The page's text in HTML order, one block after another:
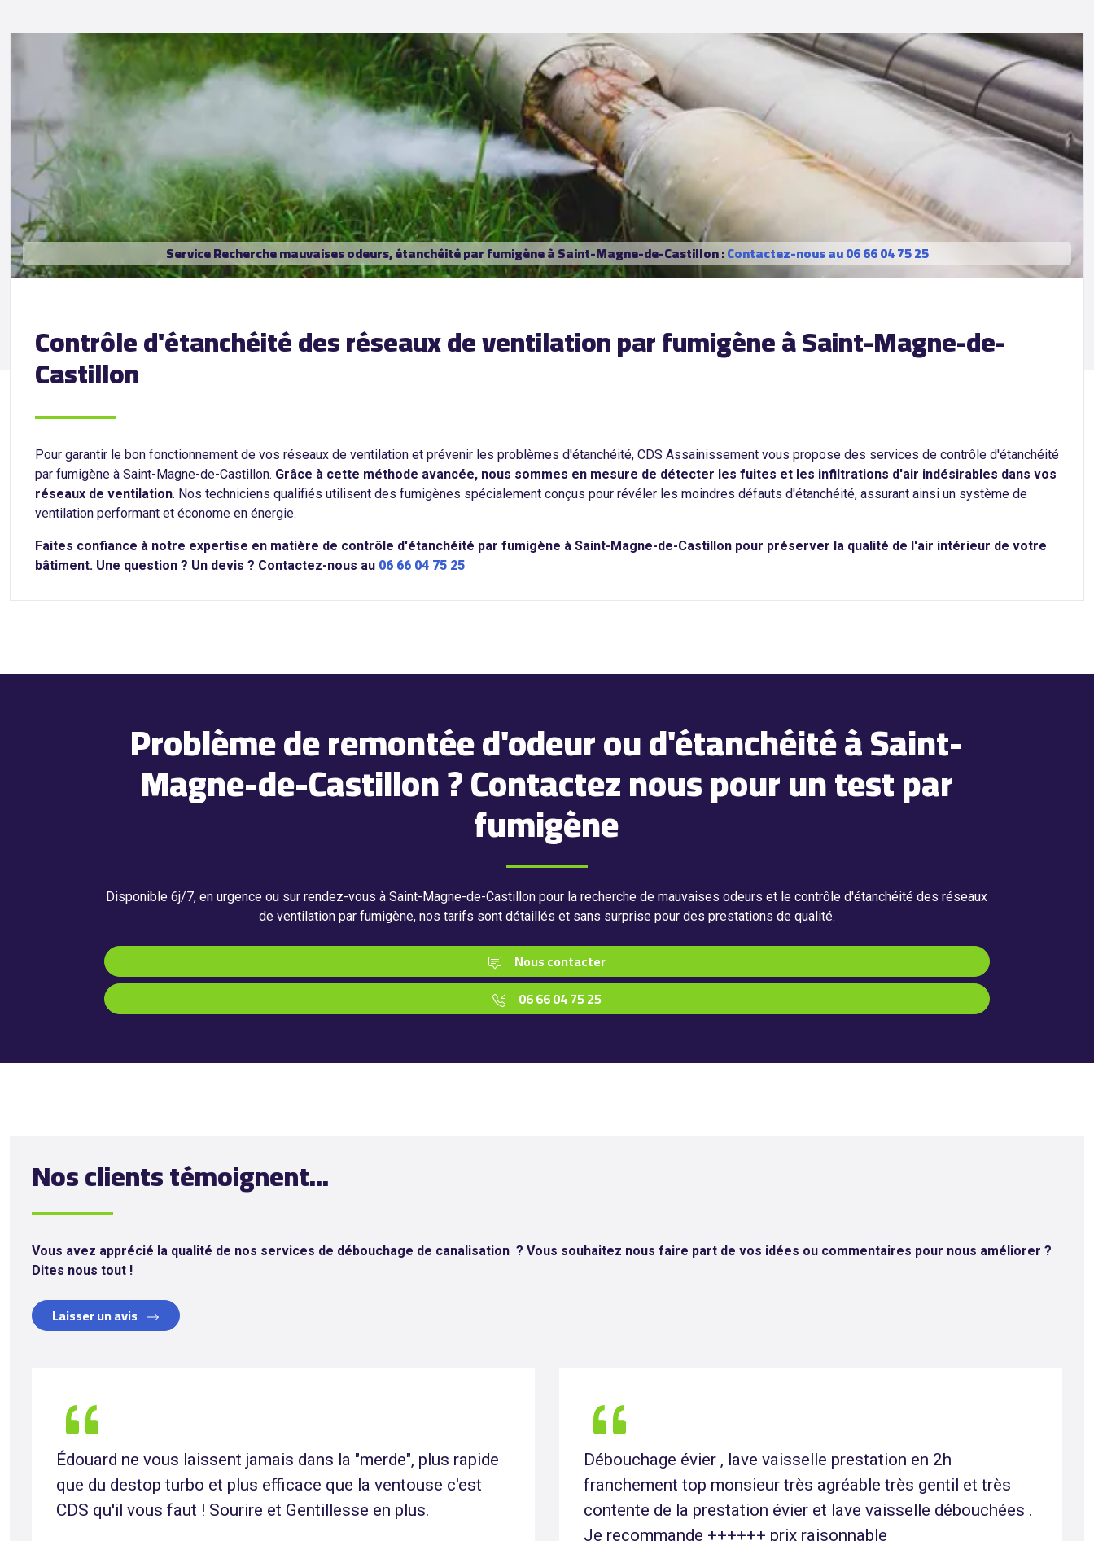
Service Recherche mauvaises odeurs, étanchéité par fumigène à Saint-Magne-de-Castillon :Contactez-nous au 06 66 04 75 25
Contrôle d'étanchéité des réseaux de ventilation par fumigène à Saint-Magne-de-
Castillon
Pour garantir le bon fonctionnement de vos réseaux de ventilation et prévenir les problèmes d'étanchéité, CDS Assainissement vous propose des services de contrôle d'étanchéité
par fumigène à Saint-Magne-de-Castillon. Grâce à cette méthode avancée, nous sommes en mesure de détecter les fuites et les infiltrations d'air indésirables dans vos
réseaux de ventilation. Nos techniciens qualifiés utilisent des fumigènes spécialement conçus pour révéler les moindres défauts d'étanchéité, assurant ainsi un système de
ventilation performant et économe en énergie.
Faites confiance à notre expertise en matière de contrôle d'étanchéité par fumigène à Saint-Magne-de-Castillon pour préserver la qualité de l'air intérieur de votre
bâtiment. Une question ? Un devis ? Contactez-nous au 06 66 04 75 25
Problème de remontée d'odeur ou d'étanchéité à Saint-
Magne-de-Castillon ? Contactez nous pour un test par
fumigène
Disponible 6j/7, en urgence ou sur rendez-vous à Saint-Magne-de-Castillon pour la recherche de mauvaises odeurs et le contrôle d'étanchéité des réseaux
de ventilation par fumigène, nos tarifs sont détaillés et sans surprise pour des prestations de qualité.
Nous contacter
06 66 04 75 25
Nos clients témoignent...
Vous avez apprécié la qualité de nos services de débouchage de canalisation ? Vous souhaitez nous faire part de vos idées ou commentaires pour nous améliorer ?
Dites nous tout !
Laisser un avis
Débouchage évier , lave vaisselle prestation en 2h
franchement top monsieur très agréable très gentil et très
contente de la prestation évier et lave vaisselle débouchées .
Vidange de fosse ( et bac a graisses ), nettoyage,
remplissage d eau et bactéries nécessaires 2j après avoir
appelé pour prendre rdv... et en plus entre temps l eau
remontait dans les éviers, il a également débouché les